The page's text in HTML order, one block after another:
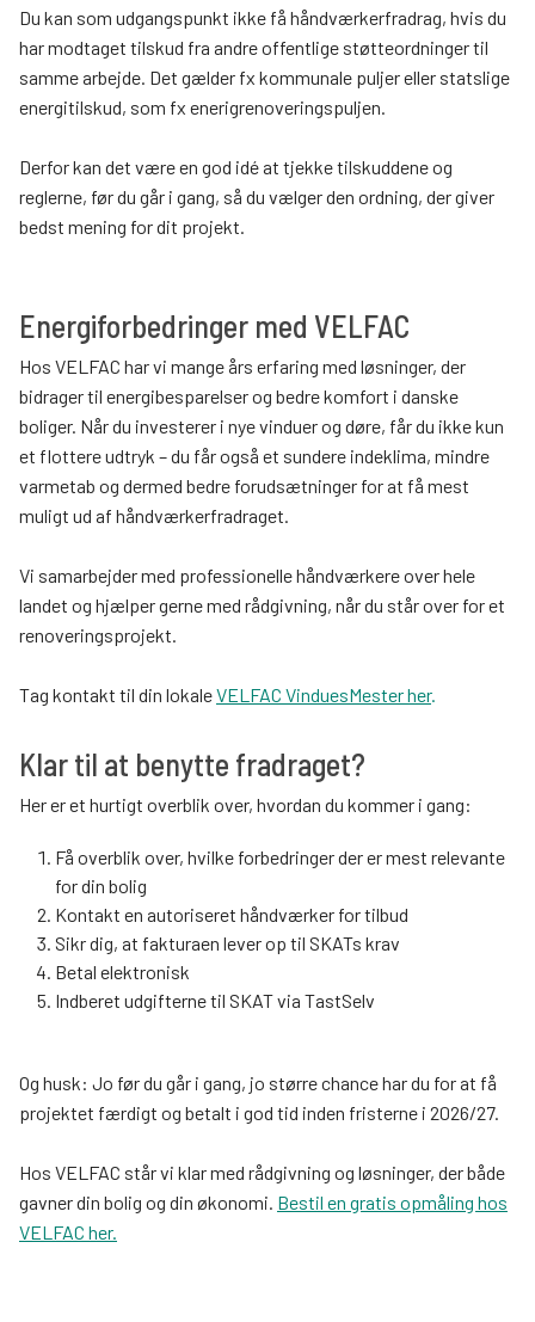
Du kan som udgangspunkt ikke få håndværkerfradrag, hvis du
har modtaget tilskud fra andre offentlige støtteordninger til
samme arbejde. Det gælder fx kommunale puljer eller statslige
energitilskud, som fx enerigrenoveringspuljen.
Derfor kan det være en god idé at tjekke tilskuddene og
reglerne, før du går i gang, så du vælger den ordning, der giver
bedst mening for dit projekt.
Energiforbedringer med VELFAC
Hos VELFAC har vi mange års erfaring med løsninger, der
bidrager til energibesparelser og bedre komfort i danske
boliger. Når du investerer i nye vinduer og døre, får du ikke kun
et flottere udtryk – du får også et sundere indeklima, mindre
varmetab og dermed bedre forudsætninger for at få mest
muligt ud af håndværkerfradraget.
Vi samarbejder med professionelle håndværkere over hele
landet og hjælper gerne med rådgivning, når du står over for et
renoveringsprojekt.
Tag kontakt til din lokaleVELFAC VinduesMester her.
Klar til at benytte fradraget?
Her er et hurtigt overblik over, hvordan du kommer i gang:
Få overblik over, hvilke forbedringer der er mest relevante
for din bolig
Kontakt en autoriseret håndværker for tilbud
Sikr dig, at fakturaen lever op til SKATs krav
Betal elektronisk
Indberet udgifterne til SKAT via TastSelv
Og husk: Jo før du går i gang, jo større chance har du for at få
projektet færdigt og betalt i god tid inden fristerne i 2026/27.
Hos VELFAC står vi klar med rådgivning og løsninger, der både
gavner din bolig og din økonomi. Bestil en gratis opmåling hos
VELFAC her.